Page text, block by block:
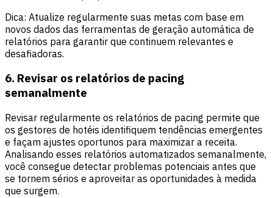
Dica: Atualize regularmente suas metas com base em
novos dados das ferramentas de geração automática de
relatórios para garantir que continuem relevantes e
desafiadoras.
6. Revisar os relatórios de pacing
semanalmente
Revisar regularmente os relatórios de pacing permite que
os gestores de hotéis identifiquem tendências emergentes
e façam ajustes oportunos para maximizar a receita.
Analisando esses relatórios automatizados semanalmente,
você consegue detectar problemas potenciais antes que
se tornem sérios e aproveitar as oportunidades à medida
que surgem.